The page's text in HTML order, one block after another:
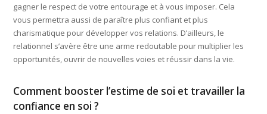
gagner le respect de votre entourage et à vous imposer. Cela
vous permettra aussi de paraître plus confiant et plus
charismatique pour développer vos relations. D’ailleurs, le
relationnel s’avère être une arme redoutable pour multiplier les
opportunités, ouvrir de nouvelles voies et réussir dans la vie.
Comment booster l’estime de soi et travailler la
confiance en soi ?